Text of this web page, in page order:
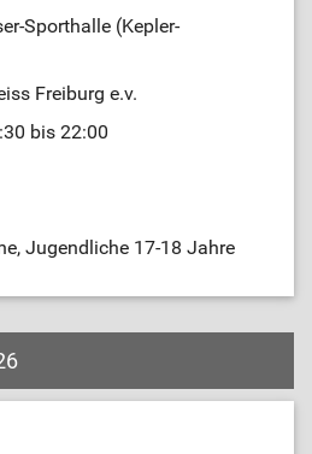
Sporthalle (Kepler-
Freiburg e.v.
bis 22:00
Jugendliche 17-18 Jahre